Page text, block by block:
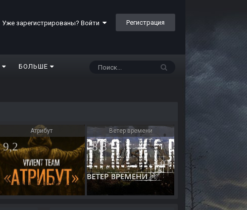
Уже зарегистрированы? Войти Регистрация
БОЛЬШЕ
Атрибут
9,2
Ветер времени
8,8